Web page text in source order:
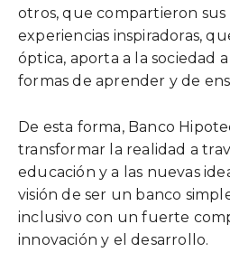
otros, que compartieron
experiencias inspiradoras,
óptica, aporta a la sociedad
formas de aprender y de
De esta forma, Banco
transformar la realidad a
educación y a las nuevas
visión de ser un banco
inclusivo con un fuerte
innovación y el desarrollo.